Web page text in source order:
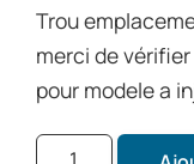
trou
merci de
pour modele a